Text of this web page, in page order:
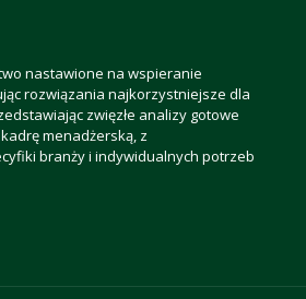
nastawione na wspieranie
rozwiązania najkorzystniejsze dla
zwięzłe analizy gotowe
menadżerską, z
branży i indywidualnych potrzeb